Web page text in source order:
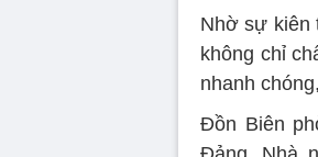
Nhờ sự kiên
không chỉ
nhanh
Đồn Biên